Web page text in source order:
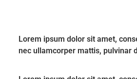
Lorem ipsum dolor sit amet,
nec ullamcorper mattis, pulvinar